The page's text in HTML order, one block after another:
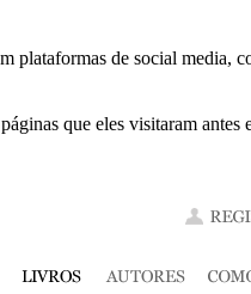
de social media,
que eles visitaram